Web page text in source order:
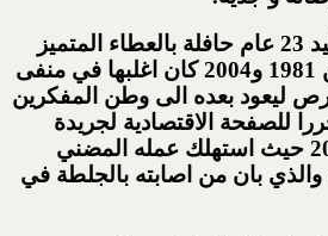
هناك قضى الدكتور وليد 23 عام حافلة بالعطاء المتميز
لقراء مجلة الميس بين 1981 و2004 كان اغلبها في منفى
ليعود بعده الى وطن المفكرين
للصفحة الاقتصادية لجريدة
الحياة بين 2004 – 2006 حيث استهلك عمله المضني
بان من اصابته بالجلطة في